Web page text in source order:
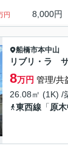
円 8,000円
船橋市本中山
リブリ・ラ
8万円 管理/共
26.08㎡ (1K) /
東西線 「原